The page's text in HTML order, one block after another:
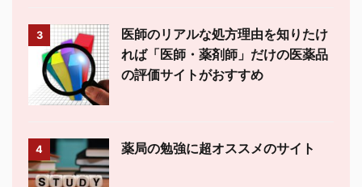
3
医師のリアルな処方理由を知りたけ
れば「医師・薬剤師」だけの医薬品
の評価サイトがおすすめ
4 薬局の勉強に超オススメのサイト